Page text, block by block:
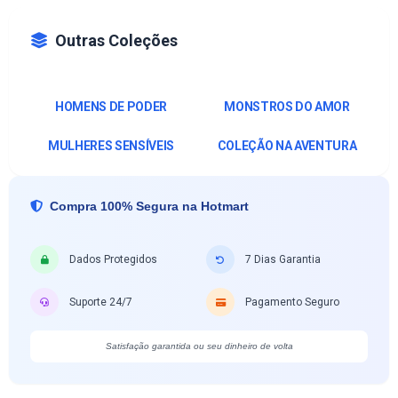
Outras Coleções
HOMENS DE PODER MONSTROS DO AMOR
MULHERES SENSÍVEIS COLEÇÃO NA AVENTURA
Compra 100% Segura na Hotmart
Dados Protegidos 7 Dias Garantia
Suporte 24/7 Pagamento Seguro
Satisfação garantida ou seu dinheiro de volta